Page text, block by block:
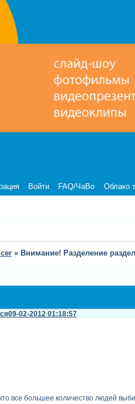
Войти FAQ/ЧаВо Облако
» Внимание! Разделение
09-02-2012 01:18:57
все большее количество людей